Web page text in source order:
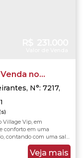
no
- Rio de
, N°: 7217,
1
Village Vip, em
conforto em uma
contando com uma sala
ambientes e otimiza o
funcionalidade
Veja mais